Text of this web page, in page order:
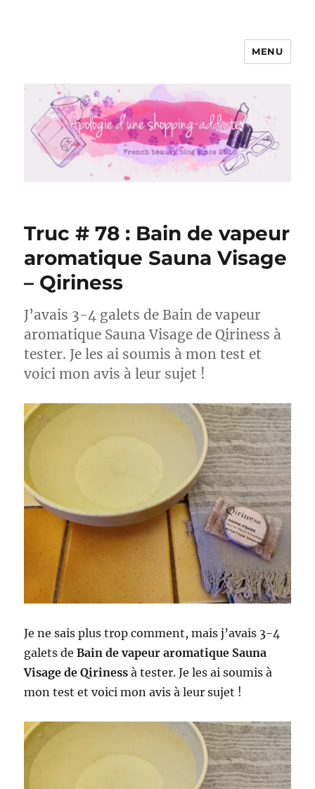
Apologie d'une Shopping-addicte
MENU
Truc # 78 : Bain de vapeur
aromatique Sauna Visage
– Qiriness
J’avais 3-4 galets de Bain de vapeur
aromatique Sauna Visage de Qiriness à
tester. Je les ai soumis à mon test et
voici mon avis à leur sujet !
Je ne sais plus trop comment, mais j’avais 3-4
galets deBain de vapeur aromatique Sauna
Visage de Qiriness à tester. Je les ai soumis à
mon test et voici mon avis à leur sujet !